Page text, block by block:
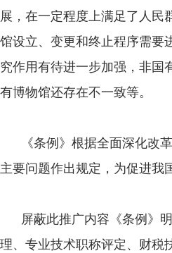
展，在一定程度上满足了人民
馆设立、变更和终止程序需要
究作用有待进一步加强，非国
有博物馆还存在不一致等。
《条例》根据全面深化改革
主要问题作出规定，为促进我
屏蔽此推广内容《条例》明
理、专业技术职称评定、财税